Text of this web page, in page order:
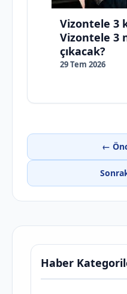
Vizontele 3
Vizontele 3
çıkacak?
29 Tem 2026
←
Haber